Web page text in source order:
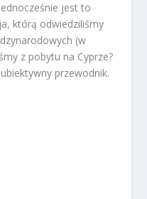
jest to
którą odwiedziliśmy
(w
z pobytu na Cyprze?
przewodnik.